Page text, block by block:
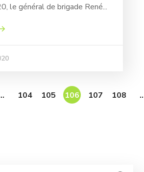
le général de brigade René...
104 105 106 107 108